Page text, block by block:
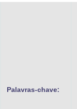
Palavras-chave: